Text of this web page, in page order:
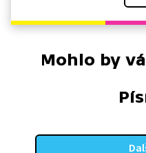
Mohlo by